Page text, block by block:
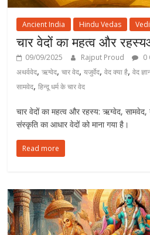
Ancient India Hindu Vedas
चार वेदों का महत्व और
09/09/2025 Rajput Proud 0
अथर्ववेद,ऋग्वेद,चार वेद,यजुर्वेद,वेद क्या है,वेद
सामवेद,हिन्दू धर्म के चार वेद
चार वेदों का महत्व और रहस्य: ऋग्वेद, सामवेद,
संस्कृति का आधार वेदों को माना गया है।
Read more